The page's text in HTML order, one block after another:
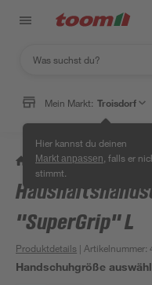
Mein Markt: Troisdorf
Hier kannst du deinen
Markt anpassen , falls er
stimmt.
/ Wohnen & Haushalt /
"SuperGrip" L
Produktdetails | Artikelnummer:
Handschuhgröße